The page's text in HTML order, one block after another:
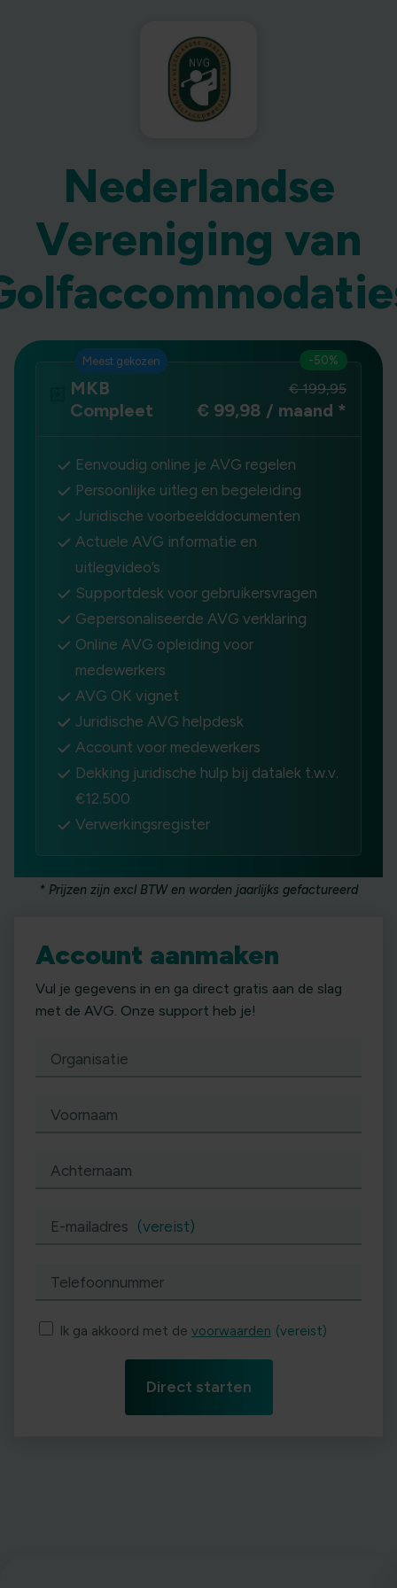
Nederlandse
Vereniging van
Meest gekozen -50%
MKB
Compleet
€ 199,95
€ 99,98 / maand *
Eenvoudig online je AVG regelen
Persoonlijke uitleg en begeleiding
Juridische voorbeelddocumenten
Actuele AVG informatie en
uitlegvideo’s
Supportdesk voor gebruikersvragen
Gepersonaliseerde AVG verklaring
Online AVG opleiding voor
medewerkers
AVG OK vignet
Juridische AVG helpdesk
Account voor medewerkers
Dekking juridische hulp bij datalek t.w.v.
€12.500
Verwerkingsregister
* Prijzen zijn excl BTW en worden jaarlijks gefactureerd
Account aanmaken
Vul je gegevens in en ga direct gratis aan de slag
met de AVG. Onze support heb je!
Organisatie
Voornaam
Achternaam
E-mailadres (vereist)
Telefoonnummer
Ik ga akkoord met de voorwaarden (vereist)